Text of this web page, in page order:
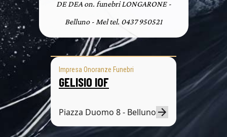
DE DEA on. funebri LONGARONE -
Belluno - Mel tel. 0437 950521
Impresa Onoranze Funebri
GELISIO IOF
Piazza Duomo 8 - Belluno